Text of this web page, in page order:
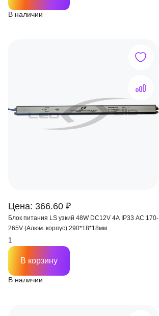
В наличии
Цена: 366.60 ₽
Блок питания LS узкий 48W DC12V 4A IP33 AC 170-
265V (Алюм. корпус) 290*18*18мм
В наличии
В корзину